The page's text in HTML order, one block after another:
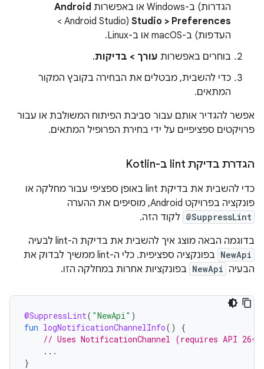
הגדרות) ב-Windows או באפשרות
Android
Studio > Preferences
(Android Studio >
העדפות) ב-macOS או ב-Linux.
בוחרים באפשרות עורך > בדיקות.
כדי להשבית, מבטלים את הבחירה בקובץ המקור
המתאים.
אפשר להגדיר אותם עבור סביבת הפיתוח המשולבת או עבור
פרויקטים ספציפיים על ידי בחירת הפרופיל המתאים.
הגדרת בדיקת lint ב-Kotlin
כדי להשבית את בדיקת lint באופן ספציפי עבור מחלקה או
פונקציה בפרויקט Android, מוסיפים את ההערה
@SuppressLint לקוד הזה.
בדוגמה הבאה מוצג איך להשבית את בדיקת ה-lint לבעיה
NewApi
בפונקציה ספציפית. כלי ה-lint ממשיך לבדוק את
הבעיה NewApi בפונקציות אחרות במחלקה הזו.
@SuppressLint( "NewApi" )
fun logNotificationChannelInfo()
{
// Uses NotificationChannel (requires API 26+)
...
}